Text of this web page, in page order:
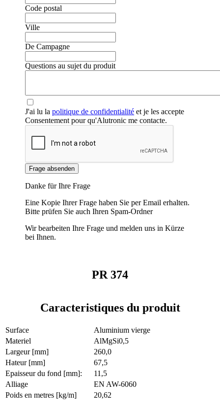
Code postal
Ville
De Campagne
Questions au sujet du produit
J'ai lu lapolitique de confidentialité et je les accepte
Consentement pour qu'Alutronic me contacte.
Frage absenden
Danke für Ihre Frage
Eine Kopie Ihrer Frage haben Sie per Email erhalten.
Bitte prüfen Sie auch Ihren Spam-Ordner
Wir bearbeiten Ihre Frage und melden uns in Kürze
bei Ihnen.
PR 374
Caracteristiques du produit
Surface
Aluminium vierge
Materiel
AlMgSi0,5
Largeur [mm]
260,0
Hateur [mm]
67,5
Epaisseur du fond [mm]:
11,5
Alliage
EN AW-6060
Poids en metres [kg/m]
20,62